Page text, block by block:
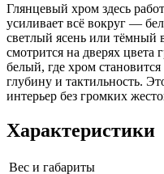
Глянцевый хром здесь
усиливает всё вокруг —
светлый ясень или тёмный
смотрится на дверях цвета
белый, где хром
глубину и тактильность.
интерьер без громких
Характеристики
Вес и габариты